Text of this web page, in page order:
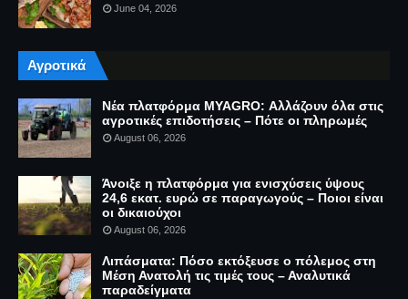
June 04, 2026
Αγροτικά
Νέα πλατφόρμα MYAGRO: Αλλάζουν όλα στις
αγροτικές επιδοτήσεις – Πότε οι πληρωμές
August 06, 2026
Άνοιξε η πλατφόρμα για ενισχύσεις ύψους
24,6 εκατ. ευρώ σε παραγωγούς – Ποιοι είναι
οι δικαιούχοι
August 06, 2026
Λιπάσματα: Πόσο εκτόξευσε ο πόλεμος στη
Μέση Ανατολή τις τιμές τους – Αναλυτικά
παραδείγματα